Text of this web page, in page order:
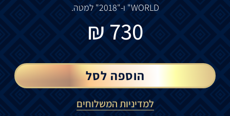
WORLD" ו-"2018" למטה.
730
₪
הוספה לסל
למדיניות המשלוחים